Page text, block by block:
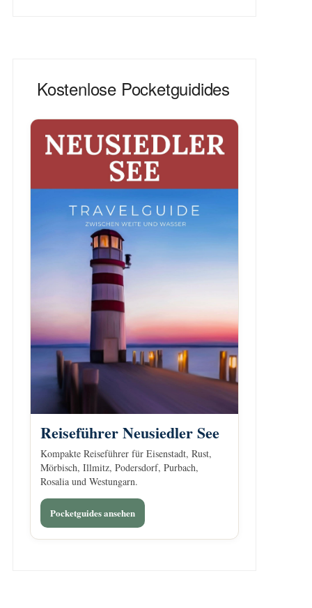
Kostenlose Pocketguidides
Reiseführer Neusiedler See
Kompakte Reiseführer für Eisenstadt, Rust,
Mörbisch, Illmitz, Podersdorf, Purbach,
Rosalia und Westungarn.
Pocketguides ansehen